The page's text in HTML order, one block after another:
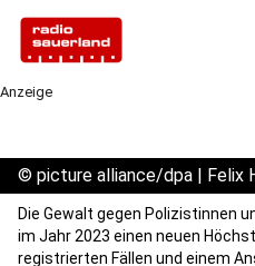
Anzeige
© picture alliance/dpa | Felix
Die Gewalt gegen Polizistinnen
im Jahr 2023 einen neuen
registrierten Fällen und einem